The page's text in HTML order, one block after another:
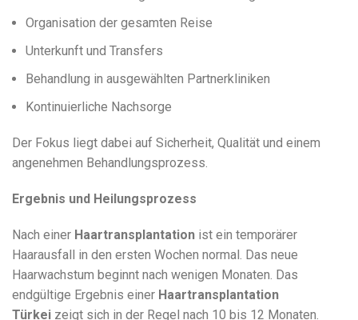
Organisation der gesamten Reise
Unterkunft und Transfers
Behandlung in ausgewählten Partnerkliniken
Kontinuierliche Nachsorge
Der Fokus liegt dabei auf Sicherheit, Qualität und einem
angenehmen Behandlungsprozess.
Ergebnis und Heilungsprozess
Nach einer Haartransplantation ist ein temporärer
Haarausfall in den ersten Wochen normal. Das neue
Haarwachstum beginnt nach wenigen Monaten. Das
endgültige Ergebnis einer Haartransplantation
Türkei zeigt sich in der Regel nach 10 bis 12 Monaten.